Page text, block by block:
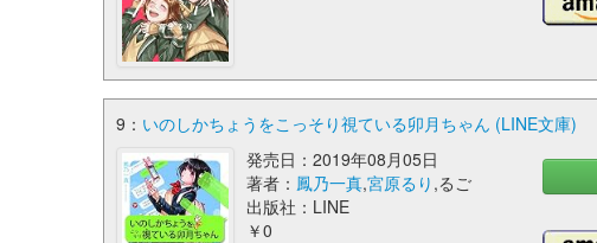
9： いのしかちょうをこっそり視ている卯月ちゃん (LINE文庫)
発売日：2019年08月05日
著者： 鳳乃一真,宮原るり ,るご
出版社：LINE
￥0